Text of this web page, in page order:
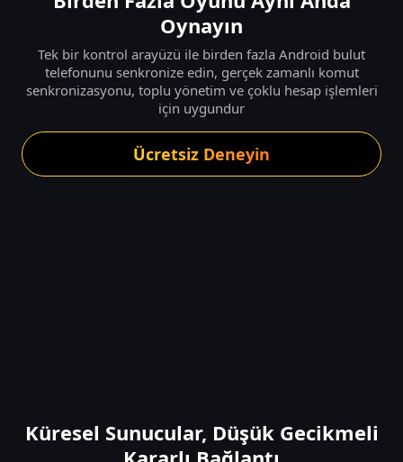
Oynayın
Tek bir kontrol arayüzü ile birden fazla Android bulut
telefonunu senkronize edin, gerçek zamanlı komut
senkronizasyonu, toplu yönetim ve çoklu hesap işlemleri
için uygundur
Ücretsiz Deneyin
Küresel Sunucular, Düşük Gecikmeli